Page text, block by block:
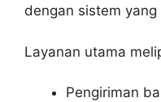
dengan sistem
Layanan utama
Pengiriman